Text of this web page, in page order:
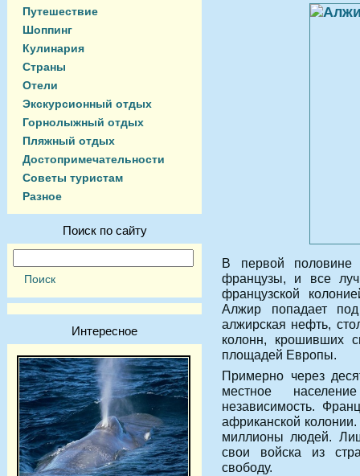
Путешествие
Шоппинг
Кулинария
Страны
Отели
Экскурсионный отдых
Горнолыжный отдых
Пляжный отдых
Достопримечательности
Советы туристам
Разное
Поиск по сайту
Интересное
В первой
французы, и все
французской
Алжир попадает
алжирская нефть,
колонн, крошивших
площадей Европы.
Примерно через
местное
независимость.
африканской
миллионы людей.
свои войска из
свободу.